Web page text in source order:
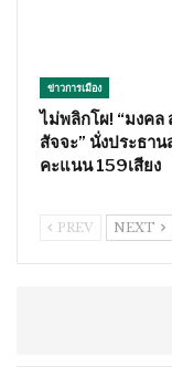
ข่าวการเมือง
ไม่พลิกโผ! “มงคล
สัจจะ” นั่งประธาน
คะแนน 159เสียง
PREV NEXT